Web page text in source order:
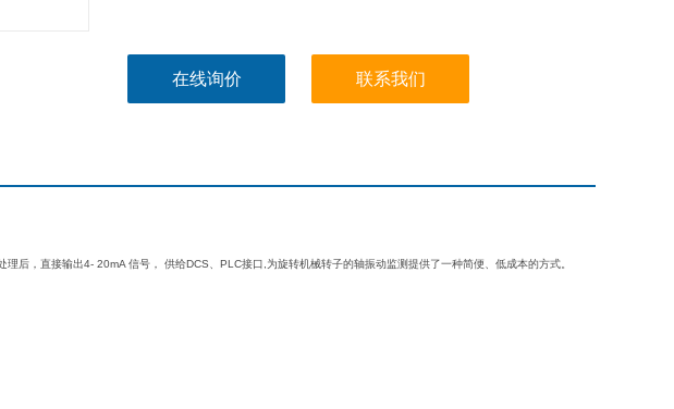
在线询价 联系我们
后，直接输出4- 20mA 信号， 供给DCS、PLC接口,为旋转机械转子的轴振动监测提供了一种简便、低成本的方式。